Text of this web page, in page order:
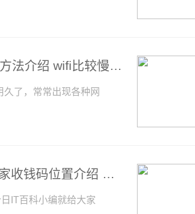
WiFi速度慢有哪些原因 WiFi速度慢解决方法介绍 wifi比较慢怎么办?_环球信息
了，常常出现各种网
支付宝商家收钱码在什么位置 支付宝商家收钱码位置介绍 支付宝商家收款码在什么地方
IT百科小编就给大家